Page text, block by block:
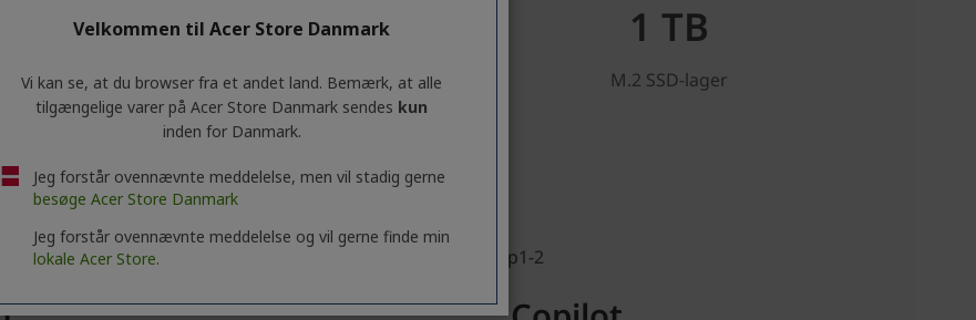
Velkommen til Acer Store Danmark
Vi kan se, at du browser fra et andet land. Bemærk, at alle
tilgængelige varer på Acer Store Danmark sendes kun
inden for Danmark.
Jeg forstår ovennævnte meddelelse, men vil stadig gerne
besøge Acer Store Danmark
Jeg forstår ovennævnte meddelelse og vil gerne finde min
lokale Acer Store.